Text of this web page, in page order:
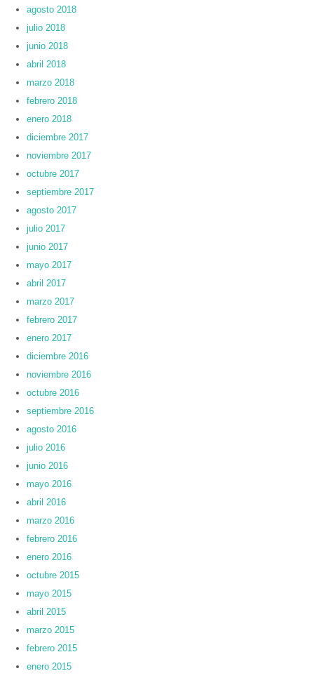
agosto 2018
julio 2018
junio 2018
abril 2018
marzo 2018
febrero 2018
enero 2018
diciembre 2017
noviembre 2017
octubre 2017
septiembre 2017
agosto 2017
julio 2017
junio 2017
mayo 2017
abril 2017
marzo 2017
febrero 2017
enero 2017
diciembre 2016
noviembre 2016
octubre 2016
septiembre 2016
agosto 2016
julio 2016
junio 2016
mayo 2016
abril 2016
marzo 2016
febrero 2016
enero 2016
octubre 2015
mayo 2015
abril 2015
marzo 2015
febrero 2015
enero 2015